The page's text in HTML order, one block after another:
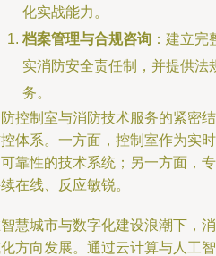
化实战能力。
档案管理与合规咨询 ：建立
实消防安全责任制，并提供
务。
控制室与消防技术服务的紧密
体系。一方面，控制室作为实
靠性的技术系统；另一方面，
在线、反应敏锐。
慧城市与数字化建设浪潮下，
方向发展。通过云计算与人工